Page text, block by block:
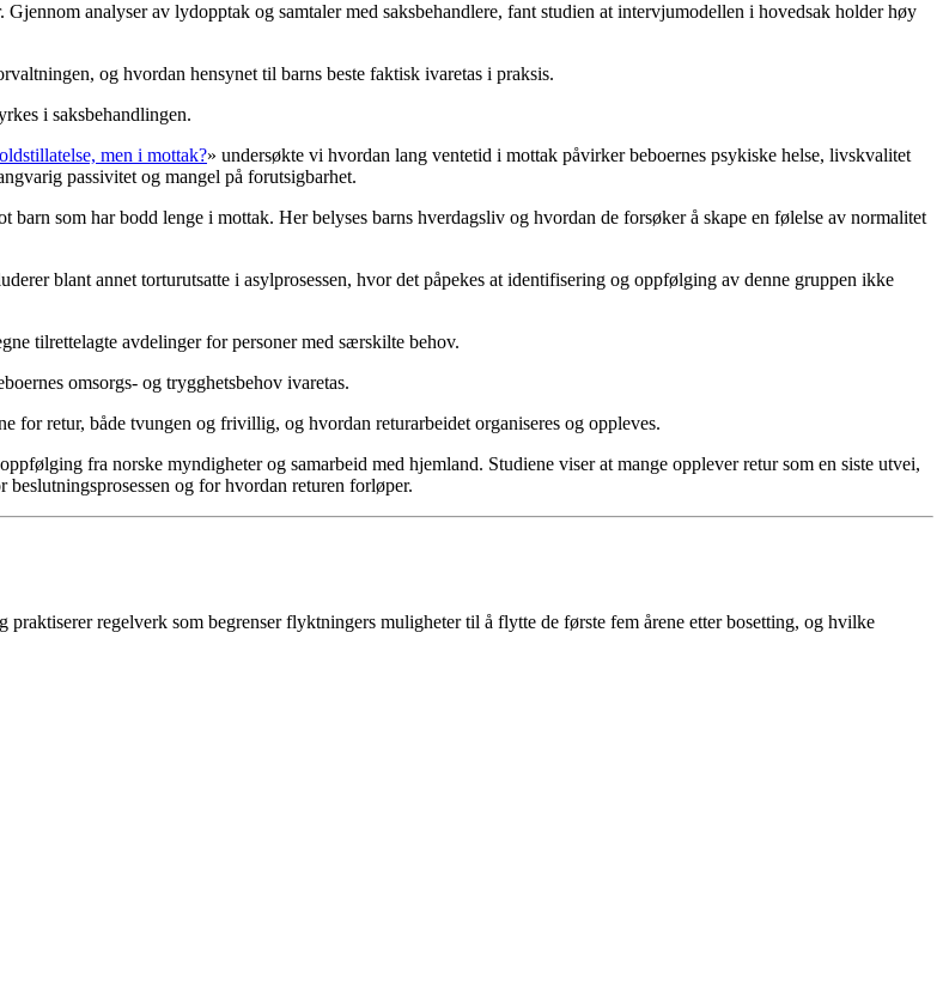
analyser av lydopptak og samtaler med saksbehandlere, fant studien at intervjumodellen i hovedsak holder høy
og hvordan hensynet til barns beste faktisk ivaretas i praksis.
i saksbehandlingen.
men i mottak?» undersøkte vi hvordan lang ventetid i mottak påvirker beboernes psykiske helse, livskvalitet
passivitet og mangel på forutsigbarhet.
barn som har bodd lenge i mottak. Her belyses barns hverdagsliv og hvordan de forsøker å skape en følelse av normalitet
blant annet torturutsatte i asylprosessen, hvor det påpekes at identifisering og oppfølging av denne gruppen ikke
tilrettelagte avdelinger for personer med særskilte behov.
omsorgs- og trygghetsbehov ivaretas.
for retur, både tvungen og frivillig, og hvordan returarbeidet organiseres og oppleves.
fra norske myndigheter og samarbeid med hjemland. Studiene viser at mange opplever retur som en siste utvei,
og for hvordan returen forløper.
regelverk som begrenser flyktningers muligheter til å flytte de første fem årene etter bosetting, og hvilke